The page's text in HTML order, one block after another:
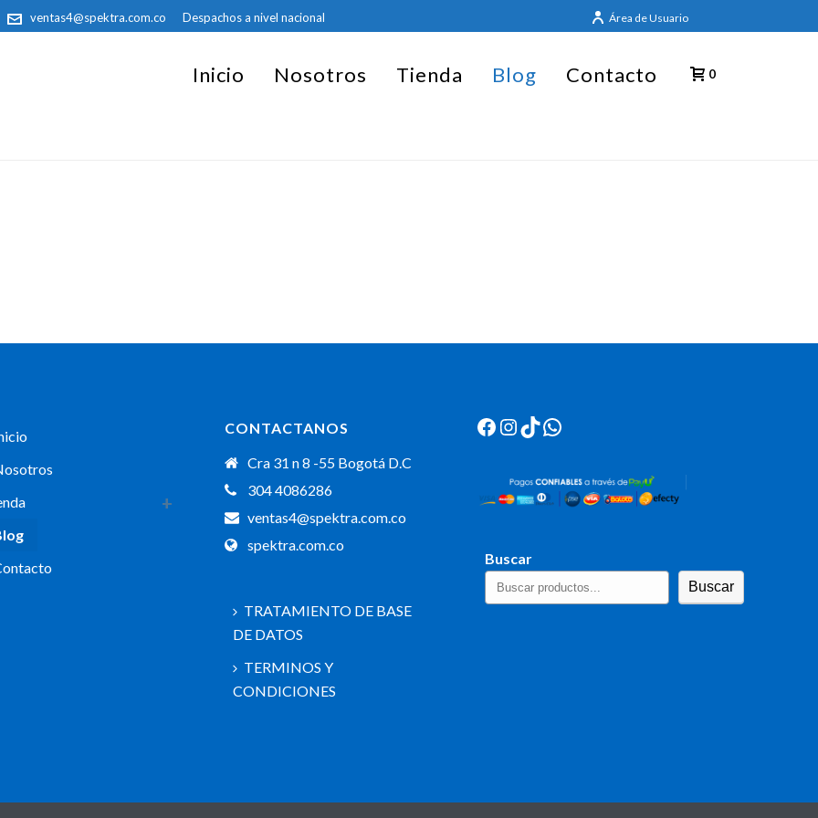
ventas4@spektra.com.co Despachos a nivel nacional Área de Usuario
Inicio Nosotros Tienda Blog Contacto 0
CONTACTANOS
Cra 31 n 8 -55 Bogotá D.C
304 4086286
ventas4@spektra.com.co
spektra.com.co
TRATAMIENTO DE BASE
DE DATOS
TERMINOS Y
CONDICIONES
Facebook
Instagram
TikTok
WhatsApp
Buscar
Buscar